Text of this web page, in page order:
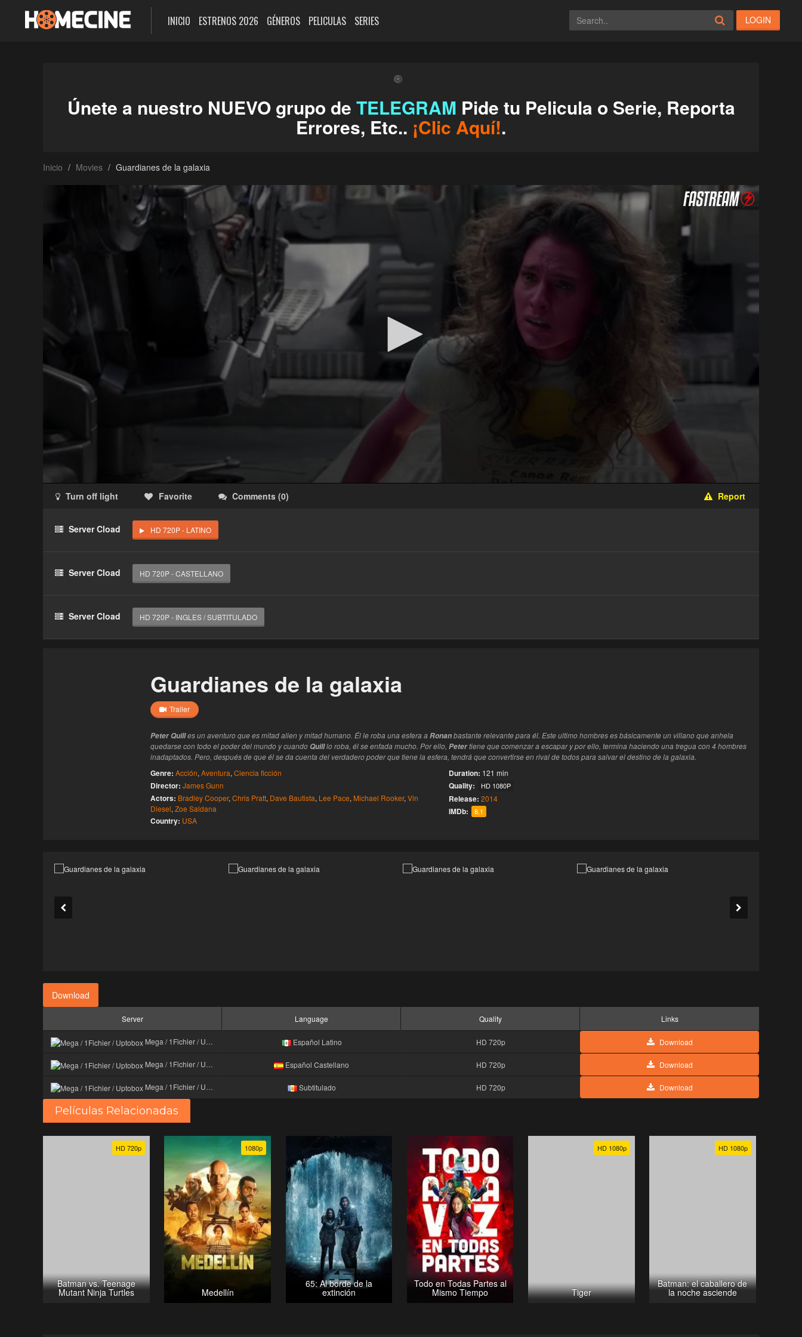
INICIO ESTRENOS 2026 GÉNEROS PELICULAS SERIES LOGIN
Únete a nuestro NUEVO grupo de TELEGRAM Pide tu Pelicula o Serie, Reporta
Errores, Etc.. ¡Clic Aquí!.
Inicio Movies Guardianes de la galaxia
Acceso Requerido
Haz clic 3 veces en el botón para desbloquear este
Clic 1 - Abrir primer enlace
Clics: 0/3
El acceso expira en 1 hora
Turn off light Favorite Comments (0) Report
Server Cload HD 720P - LATINO
Server Cload HD 720P - CASTELLANO
Server Cload HD 720P - INGLES / SUBTITULADO
Guardianes de la galaxia
Trailer
Peter Quilles un aventuro que es mitad alien y mitad humano. Él le roba una esfera a Ronanbastante relevante para él. Este ultimo hombres es básicamente un villano que anhela
quedarse con todo el poder del mundo y cuando Quilllo roba, él se enfada mucho. Por ello, Petertiene que comenzar a escapar y por ello, termina haciendo una tregua con 4 hombres
inadaptados. Pero, después de que él se da cuenta del verdadero poder que tiene la esfera, tendrá que convertirse en rival de todos para salvar el destino de la galaxia.
Genre: Acción, Aventura, Ciencia ficción
Director: James Gunn
Actors: Bradley Cooper, Chris Pratt, Dave Bautista, Lee Pace, Michael Rooker, Vin
Diesel, Zoe Saldana
Country: USA
Duration: 121 min
Quality: HD 1080P
Release: 2014
IMDb: 8.1
Download
Server Language Quality Links
Mega / 1Fichier / Uptobox Español Latino HD 720p Download
Mega / 1Fichier / Uptobox Español Castellano HD 720p Download
Mega / 1Fichier / Uptobox Subtitulado HD 720p Download
Películas Relacionadas
HD 720p
Batman vs. Teenage
Mutant Ninja Turtles
1080p
Medellín
65: Al borde de la
extinción
Todo en Todas Partes al
Mismo Tiempo
HD 1080p
Tiger
HD 1080p
Batman: el caballero de
la noche asciende